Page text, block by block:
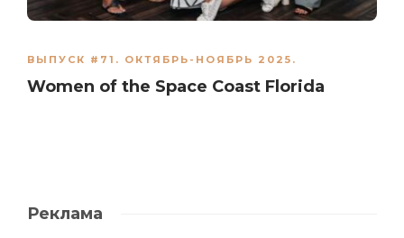
ВЫПУСК #71. ОКТЯБРЬ-НОЯБРЬ 2025.
Women of the Space Coast Florida
Реклама